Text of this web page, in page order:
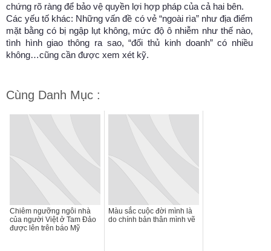
chứng rõ ràng để bảo vệ quyền lợi hợp pháp của cả hai bên.
Các yếu tố khác: Những vấn đề có vẻ “ngoài rìa” như địa điểm
mặt bằng có bị ngập lụt không, mức độ ô nhiễm như thế nào,
tình hình giao thông ra sao, “đối thủ kinh doanh” có nhiều
không…cũng cần được xem xét kỹ.
Cùng Danh Mục :
Chiêm ngưỡng ngôi nhà
của người Việt ở Tam Đảo
được lên trên báo Mỹ
Màu sắc cuộc đời mình là
do chính bản thân mình vẽ